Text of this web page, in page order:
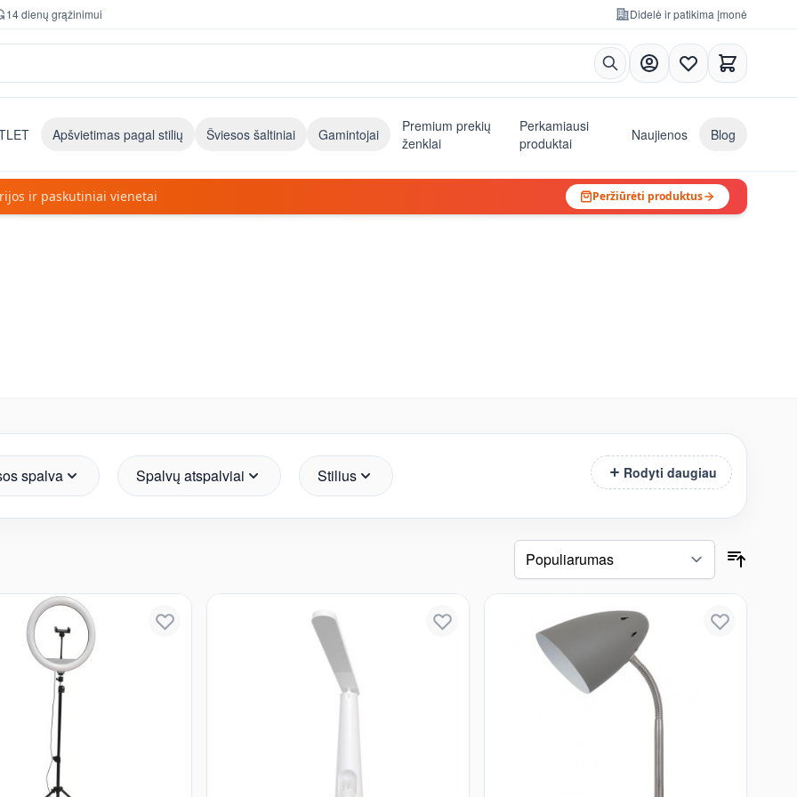
14 dienų grąžinimui Didelė ir patikima įmonė
Apšvietimas pagal stilių Šviesos šaltiniai Gamintojai
Premium prekių
ženklai
Perkamiausi
produktai
Naujienos Blog
ir paskutiniai vienetai Peržiūrėti produktus
spalva Spalvų atspalviai Stilius Lemputės lizdas
spalva Spalvų atspalviai Stilius Rodyti daugiau